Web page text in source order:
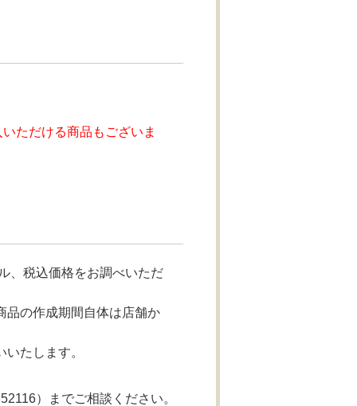
ただける商品もございま
、税込価格をお調べいただ
品の作成期間自体は店舗か
たします。
）までご相談ください。